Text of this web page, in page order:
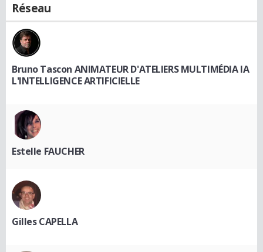
Réseau
Bruno Tascon ANIMATEUR D'ATELIERS MULTIMÉDIA IA
L'INTELLIGENCE ARTIFICIELLE
Estelle FAUCHER
Gilles CAPELLA